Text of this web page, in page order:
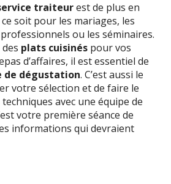
traiteurest de plus en
soit pour les mariages, les
ou les séminaires.
plats cuisinés pour vos
d’affaires, il est essentiel de
de dégustation. C’est aussi le
votre sélection et de faire le
avec une équipe de
votre première séance de
informations qui devraient